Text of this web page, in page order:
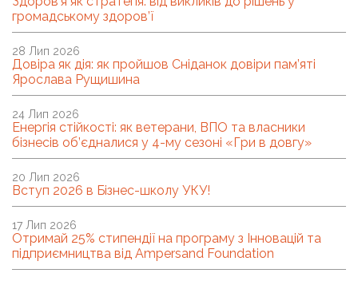
громадському здоров’ї
Довіра як дія: як пройшов Сніданок довіри пам’яті
Ярослава Рущишина
28 Лип 2026
Енергія стійкості: як ветерани, ВПО та власники
бізнесів об’єдналися у 4-му сезоні «Гри в довгу»
24 Лип 2026
Вступ 2026 в Бізнес-школу УКУ!
20 Лип 2026
Отримай 25% стипендії на програму з Інновацій та
підприємництва від Ampersand Foundation
17 Лип 2026